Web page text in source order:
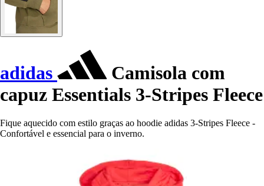
adidas
Camisola com
capuz Essentials 3-Stripes Fleece
Fique aquecido com estilo graças ao hoodie adidas 3-Stripes Fleece -
Confortável e essencial para o inverno.